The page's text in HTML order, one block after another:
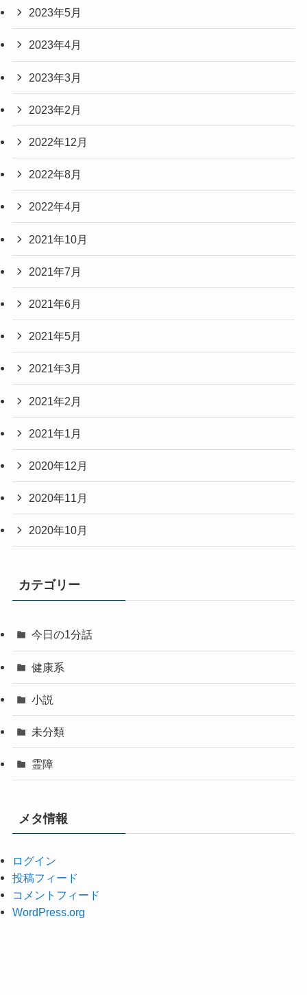
2023年5月
2023年4月
2023年3月
2023年2月
2022年12月
2022年8月
2022年4月
2021年10月
2021年7月
2021年6月
2021年5月
2021年3月
2021年2月
2021年1月
2020年12月
2020年11月
2020年10月
カテゴリー
今日の1分話
健康系
小説
未分類
霊障
メタ情報
ログイン
投稿フィード
コメントフィード
WordPress.org